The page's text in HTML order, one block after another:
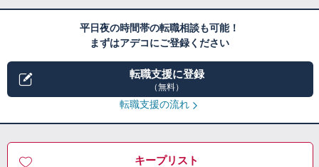
平日夜の時間帯の転職相談も可能！
まずはアデコにご登録ください
転職支援に登録
（無料）
転職支援の流れ
キープリスト